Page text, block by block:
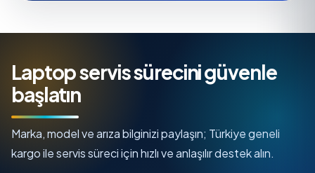
Laptop servis sürecini güvenle
başlatın
Marka, model ve arıza bilginizi paylaşın; Türkiye geneli
kargo ile servis süreci için hızlı ve anlaşılır destek alın.